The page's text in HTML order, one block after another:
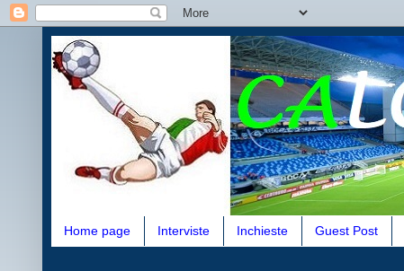
Home page Interviste Inchieste Guest Post